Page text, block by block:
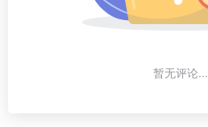
暂无评论...